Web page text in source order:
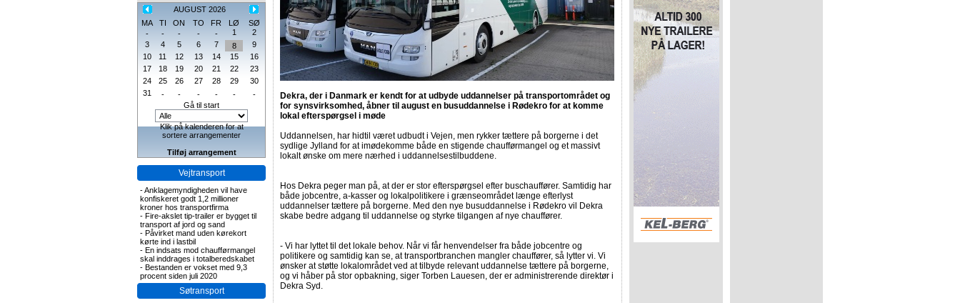
AUGUST 2026
MA
TI ON TO FR LØ
SØ
-
- - - - 1
2
3
4 5 6 7 8
9
10
11 12 13 14 15
16
17
18 19 20 21 22
23
24
25 26 27 28 29
30
31
- - - - -
-
Gå til start
Klik på kalenderen for at
sortere arrangementer
Tilføj arrangement
Vejtransport
-Anklagemyndigheden vil have
konfiskeret godt 1,2 millioner
kroner hos transportfirma
- Fire-akslet tip-trailer er bygget til
transport af jord og sand
- Påvirket mand uden kørekort
kørte ind i lastbil
- En indsats mod chaufførmangel
skal inddrages i totalberedskabet
- Bestanden er vokset med 9,3
procent siden juli 2020
Søtransport
Dekra, der i Danmark er kendt for at udbyde uddannelser på transportområdet og
for synsvirksomhed, åbner til august en busuddannelse i Rødekro for at komme
lokal efterspørgsel i møde
Uddannelsen, har hidtil været udbudt i Vejen, men rykker tættere på borgerne i det
sydlige Jylland for at imødekomme både en stigende chaufførmangel og et massivt
lokalt ønske om mere nærhed i uddannelsestilbuddene.
Hos Dekra peger man på, at der er stor efterspørgsel efter buschauffører. Samtidig har
både jobcentre, a-kasser og lokalpolitikere i grænseområdet længe efterlyst
uddannelser tættere på borgerne. Med den nye busuddannelse i Rødekro vil Dekra
skabe bedre adgang til uddannelse og styrke tilgangen af nye chauffører.
- Vi har lyttet til det lokale behov. Når vi får henvendelser fra både jobcentre og
politikere og samtidig kan se, at transportbranchen mangler chauffører, så lytter vi. Vi
ønsker at støtte lokalområdet ved at tilbyde relevant uddannelse tættere på borgerne,
og vi håber på stor opbakning, siger Torben Lauesen, der er administrerende direktør i
Dekra Syd.